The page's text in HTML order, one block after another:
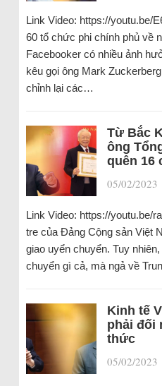
Link Video: https://youtu.be/
60 tổ chức phi chính phủ về
Facebooker có nhiều ảnh
kêu gọi ông Mark
chỉnh lại các…
Từ Bắc
ông
quên 16
05/02/2023
Link Video: https://youtu.be/
tre của Đảng Cộng sản Việt
giao uyển chuyển. Tuy
chuyển gì cả, mà ngả về
Kinh tế
phải đối
thức
05/02/2023